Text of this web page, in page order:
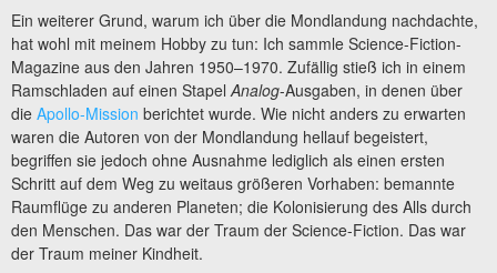
Ein weiterer Grund, warum ich über die Mondlandung nachdachte,
hat wohl mit meinem Hobby zu tun: Ich sammle Science-Fiction-
Magazine aus den Jahren 1950–1970. Zufällig stieß ich in einem
Ramschladen auf einen Stapel Analog-Ausgaben, in denen über
die Apollo-Mission berichtet wurde. Wie nicht anders zu erwarten
waren die Autoren von der Mondlandung hellauf begeistert,
begriffen sie jedoch ohne Ausnahme lediglich als einen ersten
Schritt auf dem Weg zu weitaus größeren Vorhaben: bemannte
Raumflüge zu anderen Planeten; die Kolonisierung des Alls durch
den Menschen. Das war der Traum der Science-Fiction. Das war
der Traum meiner Kindheit.